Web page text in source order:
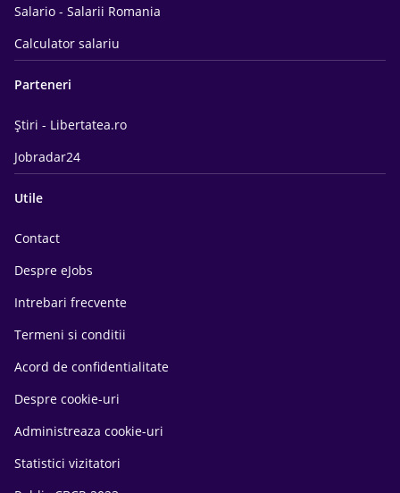
Salario - Salarii Romania
Calculator salariu
Parteneri
Știri - Libertatea.ro
Jobradar24
Utile
Contact
Despre eJobs
Intrebari frecvente
Termeni si conditii
Acord de confidentialitate
Despre cookie-uri
Administreaza cookie-uri
Statistici vizitatori